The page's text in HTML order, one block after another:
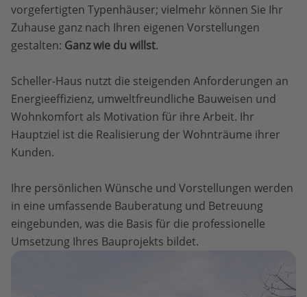
vorgefertigten Typenhäuser; vielmehr können Sie Ihr
Zuhause ganz nach Ihren eigenen Vorstellungen
gestalten: Ganz wie du willst.
Scheller-Haus nutzt die steigenden Anforderungen an
Energieeffizienz, umweltfreundliche Bauweisen und
Wohnkomfort als Motivation für ihre Arbeit. Ihr
Hauptziel ist die Realisierung der Wohnträume ihrer
Kunden.
Ihre persönlichen Wünsche und Vorstellungen werden
in eine umfassende Bauberatung und Betreuung
eingebunden, was die Basis für die professionelle
Umsetzung Ihres Bauprojekts bildet.